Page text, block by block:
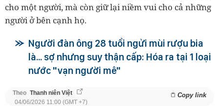
cho một người, mà còn giữ lại niềm vui cho cả những
người ở bên cạnh họ.
Người đàn ông 28 tuổi ngửi mùi rượu bia
là... sợ nhưng suy thận cấp: Hóa ra tại 1 loại
nước "vạn người mê"
Theo Thanh niên Việt Copy link
04/06/2026 11:00 (GMT +7)